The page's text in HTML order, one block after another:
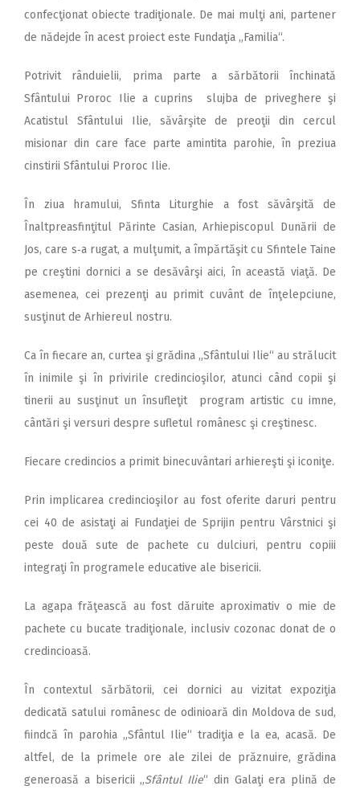
confecţionat obiecte tradiţionale. De mai mulţi ani, partener
de nădejde în acest proiect este Fundaţia „Familia“.
Potrivit rânduielii, prima parte a sărbătorii închinată
Sfântului Proroc Ilie a cuprins slujba de priveghere şi
Acatistul Sfântului Ilie, săvârşite de preoţii din cercul
misionar din care face parte amintita parohie, în preziua
cinstirii Sfântului Proroc Ilie.
În ziua hramului, Sfinta Liturghie a fost săvârşită de
Înaltpreasfinţitul Părinte Casian, Arhiepiscopul Dunării de
Jos, care s‑a rugat, a mulţumit, a împărtăşit cu Sfintele Taine
pe creştini dornici a se desăvârşi aici, în această viaţă. De
asemenea, cei prezenţi au primit cuvânt de înţelepciune,
susţinut de Arhiereul nostru.
Ca în fiecare an, curtea şi grădina „Sfântului Ilie“ au strălucit
în inimile şi în privirile credincioşilor, atunci când copii şi
tinerii au susţinut un însufleţit program artistic cu imne,
cântări şi versuri despre sufletul românesc şi creştinesc.
Fiecare credincios a primit binecuvântari arhiereşti şi iconiţe.
Prin implicarea credincioşilor au fost oferite daruri pentru
cei 40 de asistaţi ai Fundaţiei de Sprijin pentru Vârstnici şi
peste două sute de pachete cu dulciuri, pentru copiii
integraţi în programele educative ale bisericii.
La agapa frăţească au fost dăruite aproximativ o mie de
pachete cu bucate tradiţionale, inclusiv cozonac donat de o
credincioasă.
În contextul sărbătorii, cei dornici au vizitat expoziţia
dedicată satului românesc de odinioară din Moldova de sud,
fiindcă în parohia „Sfântul Ilie“ tradiţia e la ea, acasă. De
altfel, de la primele ore ale zilei de prăznuire, grădina
generoasă a bisericii „Sfântul Ilie“ din Galaţi era plină de